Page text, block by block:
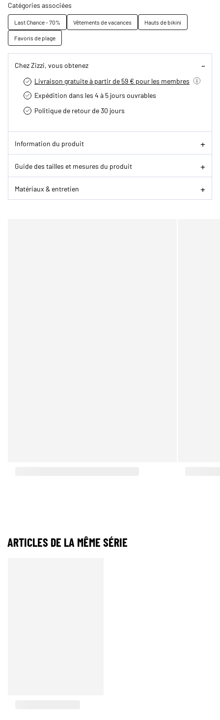
Catégories associées
Last Chance - 70% Vêtements de vacances
Hauts de bikini
Favoris de plage
Chez Zizzi, vous obtenez
Livraison gratuite à partir de 59 € pour les membres
Expédition dans les 4 à 5 jours ouvrables
Politique de retour de 30 jours
Information du produit
Guide des tailles et mesures du produit
Matériaux & entretien
ARTICLES DE LA MÊME SÉRIE